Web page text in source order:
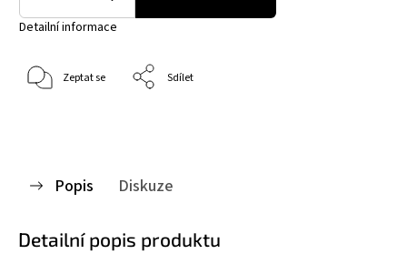
Detailní informace
Zeptat se Sdílet
Popis Diskuze
Detailní popis produktu